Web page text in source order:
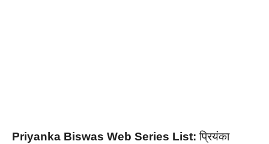
Priyanka Biswas Web Series List:प्रियंका